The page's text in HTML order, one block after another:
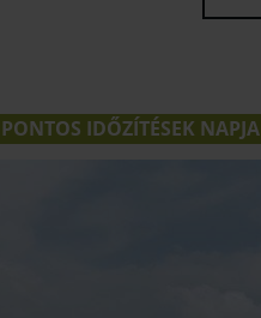
IDŐZÍTÉSEK NAPJA